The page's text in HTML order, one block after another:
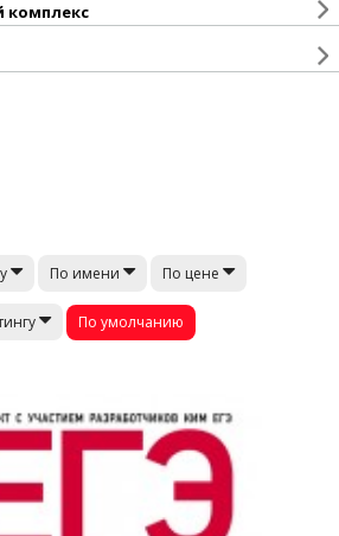
комплекс
По имени По цене
По умолчанию